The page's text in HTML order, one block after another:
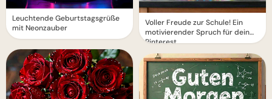
Leuchtende Geburtstagsgrüße
mit Neonzauber
Voller Freude zur Schule! Ein
motivierender Spruch für dein
Pinterest